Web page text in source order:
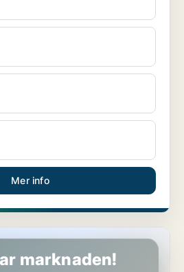
Mer info
marknaden!